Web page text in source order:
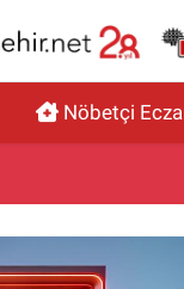
Nöbetçi